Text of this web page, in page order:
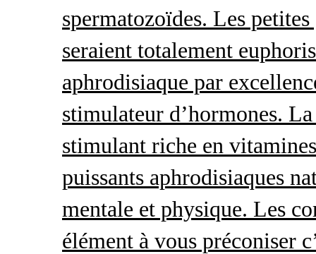
spermatozoïdes. Les
seraient totalement
aphrodisiaque par
stimulateur d’hormones.
stimulant riche en
puissants aphrodisiaques
mentale et physique. Les
élément à vous préconiser